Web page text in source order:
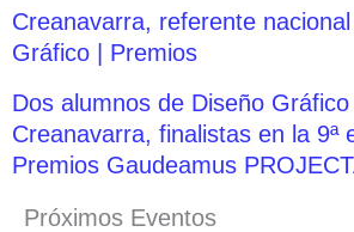
Creanavarra, referente
Gráfico | Premios
Dos alumnos de Diseño
Creanavarra, finalistas en la 9ª
Premios Gaudeamus
Próximos Eventos